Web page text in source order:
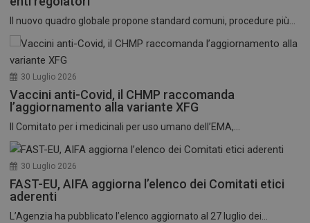
Il nuovo quadro globale propone standard comuni, procedure più...
30 Luglio 2026
Vaccini anti-Covid, il CHMP raccomanda
l’aggiornamento alla variante XFG
Il Comitato per i medicinali per uso umano dell’EMA,...
30 Luglio 2026
FAST-EU, AIFA aggiorna l’elenco dei Comitati etici
aderenti
L’Agenzia ha pubblicato l’elenco aggiornato al 27 luglio dei...